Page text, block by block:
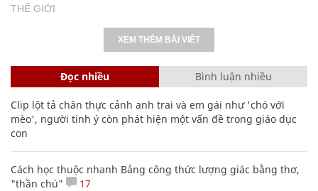
THẾ GIỚI
XEM THÊM BÀI VIẾT
Đọc nhiều Bình luận nhiều
Clip lột tả chân thực cảnh anh trai và em gái như 'chó với
mèo', người tinh ý còn phát hiện một vấn đề trong giáo dục
con
Cách học thuộc nhanh Bảng công thức lượng giác bằng thơ,
"thần chú"
17